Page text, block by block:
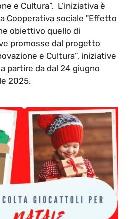
e Cultura”. L’iniziativa è
Cooperativa sociale "Effetto
obiettivo quello di
promosse dal progetto
e Cultura”, iniziative
partire da dal 24 giugno
2025.